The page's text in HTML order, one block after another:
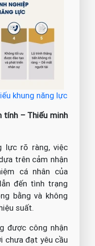
khung năng lực
tính – Thiếu minh
lực rõ ràng, việc
trên cảm nhận
cá nhân của
đến tình trạng
bằng và không
suất.
được công nhận
chưa đạt yêu cầu